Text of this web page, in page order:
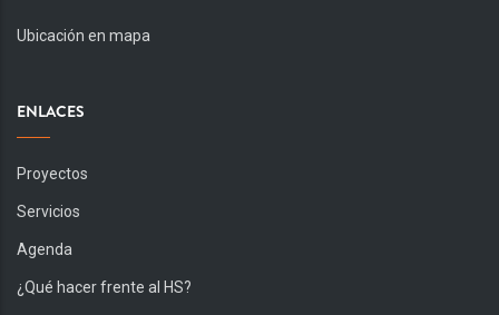
Ubicación en mapa
ENLACES
Proyectos
Servicios
Agenda
¿Qué hacer frente al HS?